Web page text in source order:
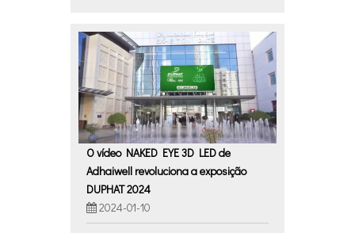
O vídeo NAKED EYE 3D LED de
Adhaiwell revoluciona a exposição
DUPHAT 2024
2024-01-10